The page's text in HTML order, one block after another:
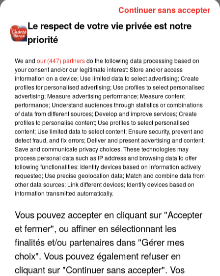
"JE RESPIRE MIEUX SUR SCÈNE" - CALOGERO
INTERVIEW CHANTE FRANCE AVEC VIANNEY
Le respect de votre vie privée est notre
priorité
We and our (447) partnersdo the following data processing based on
your consent and/or our legitimate interest: Store and/or access
information on a device; Use limited data to select advertising; Create
profiles for personalised advertising; Use profiles to select personalised
advertising; Measure advertising performance; Measure content
performance; Understand audiences through statistics or combinations
of data from different sources; Develop and improve services; Create
profiles to personalise content; Use profiles to select personalised
content; Use limited data to select content; Ensure security, prevent and
detect fraud, and fix errors; Deliver and present advertising and content;
Save and communicate privacy choices. These technologies may
process personal data such as IP address and browsing data to offer
following functionalities: Identify devices based on information actively
requested; Use precise geolocation data; Match and combine data from
other data sources; Link different devices; Identify devices based on
information transmitted automatically.
Vous pouvez accepter en cliquant sur "Accepter
et fermer", ou affiner en sélectionnant les
finalités et/ou partenaires dans "Gérer mes
choix". Vous pouvez également refuser en
cliquant sur "Continuer sans accepter". Vos
Continuer sans accepter